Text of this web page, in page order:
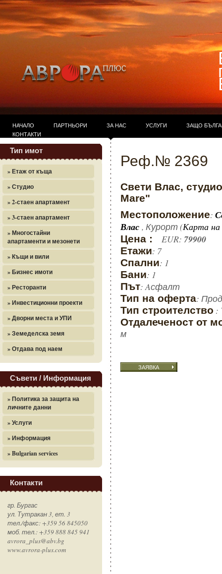
НАЧАЛО ПАРТНЬОРИ ЗА НАС УСЛУГИ
ЗАЩО
КОНТАКТИ
Тип имот
» Етаж от къща
» Студио
» 2-стаен апартамент
» 3-стаен апартамент
» Многостайни
апартаменти и мезонети
» Къщи и вили
» Бизнес имоти
» Ресторанти
» Инвестиционни проекти
» Дворни места и УПИ
» Земеделска земя
» Отдава под наем
Съвети / Информация
» Политика за защита на
личните данни
» Услуги
» Информация
» Bulgarian services
Контакти
гр. Бургас
ул. Тутракан 3, ет. 3
тел./факс: +359 56 845050
моб. тел.: +359 888 845 941
avrora_plus@abv.bg
www.avrora-plus.com
Реф.№ 2369
Свети Влас,
Mare"
Местоположение:
Влас , Курорт (Карта на
Цена : EUR: 79900
Етажи: 7
Спални: 1
Бани: 1
Път: Aсфалт
Тип на оферта:
Тип строителство :
Отдалеченост от
м
ЗАЯВКА